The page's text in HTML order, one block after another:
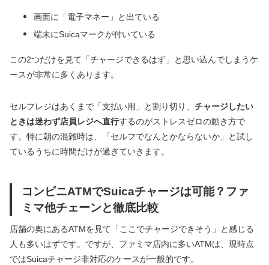
画面に「電子マネー」と出ている
端末にSuicaマークが付いている
この2つだけを見て「チャージできるはず」と思い込んでしまうケ
ースが非常に多くあります。
セルフレジはあくまで「支払い用」と割り切り、 チャージしたい
ときは迷わず店員レジへ直行するのがストレスゼロの動き方で
す。特に朝の混雑時は、「セルフでなんとかならないか」と試し
ているうちに時間だけが過ぎていきます。
コンビニATMでSuicaチャージは可能？ファ
ミマ他チェーンと徹底比較
店舗の奥にあるATMを見て「ここでチャージできそう」と感じる
人も多いはずです。ですが、ファミマ店内に多いATMは、現時点
ではSuicaチャージ非対応のケースが一般的です。